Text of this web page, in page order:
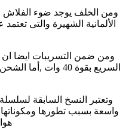
ومن الخلف يوجد ضوء الفلاش
ومن ضمن التسريبات ايضا
السريع بقوة 40
وتعتبر النسخ السابقة
واسعة بسبب تطورها ومكوناتها